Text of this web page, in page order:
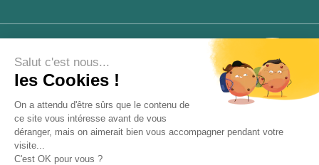
2780 AVIS
9.7/10
Qui sommes-nous ?
Mentions légales
Politique de confidentialité
FAQ
Salut c'est nous...
les Cookies !
On a attendu d'être sûrs que le contenu de
ce site vous intéresse avant de vous
déranger, mais on aimerait bien vous accompagner pendant votre
visite...
C'est OK pour vous ?